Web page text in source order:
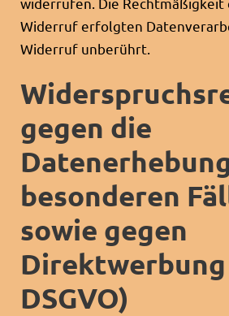
Widerruf erfolgten
Widerruf unberührt.
gegen die
besonderen
sowie gegen
DSGVO)